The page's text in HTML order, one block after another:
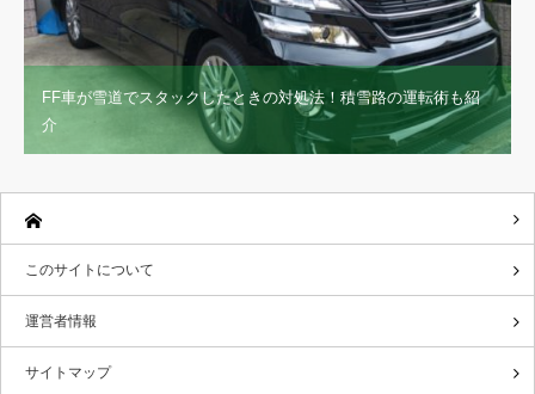
FF車が雪道でスタックしたときの対処法！積雪路の運転術も紹
介
このサイトについて
運営者情報
サイトマップ